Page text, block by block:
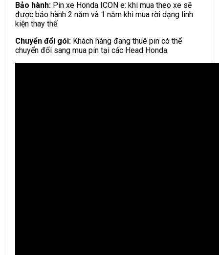
Bảo hành: Pin xe Honda ICON e: khi mua theo xe sẽ
được bảo hành 2 năm và 1 năm khi mua rời dạng linh
kiện thay thế.
Chuyển đổi gói: Khách hàng đang thuê pin có thể
chuyển đổi sang mua pin tại các Head Honda.